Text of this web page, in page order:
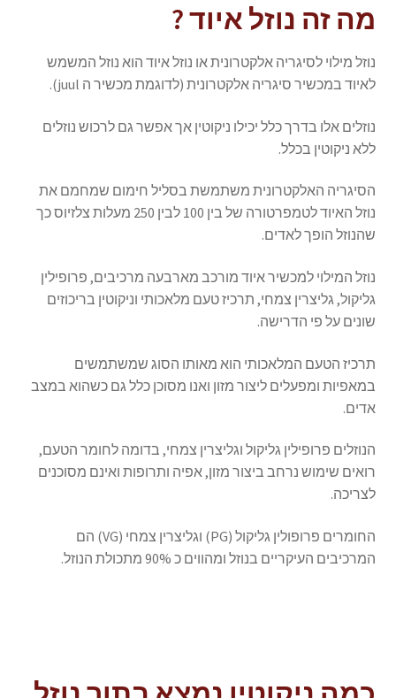
מה זה נוזל איוד ?
נוזל מילוי לסיגריה אלקטרונית או נוזל איוד הוא נוזל המשמש
לאיוד במכשיר סיגריה אלקטרונית (לדוגמת מכשיר ה juul).
נוזלים אלו בדרך כלל יכילו ניקוטין אך אפשר גם לרכוש נוזלים
ללא ניקוטין בכלל.
הסיגריה האלקטרונית משתמשת בסליל חימום שמחמם את
נוזל האיוד לטמפרטורה של בין 100 לבין 250 מעלות צלזיוס כך
שהנוזל הופך לאדים.
נוזל המילוי למכשיר איוד מורכב מארבעה מרכיבים, פרופילין
גליקול, גליצרין צמחי, תרכיז טעם מלאכותי וניקוטין בריכוזים
שונים על פי הדרישה.
תרכיז הטעם המלאכותי הוא מאותו הסוג שמשתמשים
במאפיות ומפעלים ליצור מזון ואנו מסוכן כלל גם כשהוא במצב
אדים.
הנוזלים פרופילין גליקול וגליצרין צמחי, בדומה לחומר הטעם,
רואים שימוש נרחב ביצור מזון, אפיה ותרופות ואינם מסוכנים
לצריכה.
החומרים פרופולין גליקול (PG) וגליצרין צמחי (VG) הם
המרכיבים העיקריים בנוזל ומהווים כ 90% מתכולת הנוזל.